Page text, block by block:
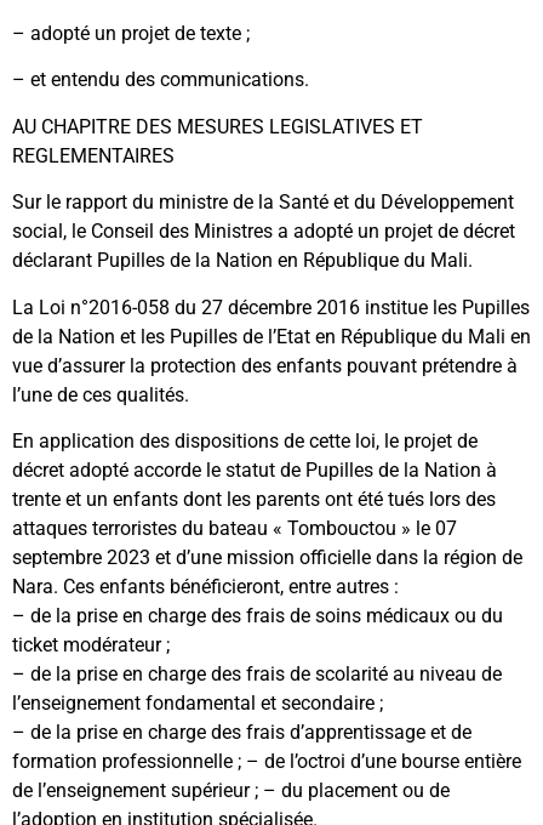
– adopté un projet de texte ;
– et entendu des communications.
AU CHAPITRE DES MESURES LEGISLATIVES ET
REGLEMENTAIRES
Sur le rapport du ministre de la Santé et du Développement
social, le Conseil des Ministres a adopté un projet de décret
déclarant Pupilles de la Nation en République du Mali.
La Loi n°2016-058 du 27 décembre 2016 institue les Pupilles
de la Nation et les Pupilles de l’Etat en République du Mali en
vue d’assurer la protection des enfants pouvant prétendre à
l’une de ces qualités.
En application des dispositions de cette loi, le projet de
décret adopté accorde le statut de Pupilles de la Nation à
trente et un enfants dont les parents ont été tués lors des
attaques terroristes du bateau « Tombouctou » le 07
septembre 2023 et d’une mission officielle dans la région de
Nara. Ces enfants bénéficieront, entre autres :
– de la prise en charge des frais de soins médicaux ou du
ticket modérateur ;
– de la prise en charge des frais de scolarité au niveau de
l’enseignement fondamental et secondaire ;
– de la prise en charge des frais d’apprentissage et de
formation professionnelle ; – de l’octroi d’une bourse entière
de l’enseignement supérieur ; – du placement ou de
l’adoption en institution spécialisée.